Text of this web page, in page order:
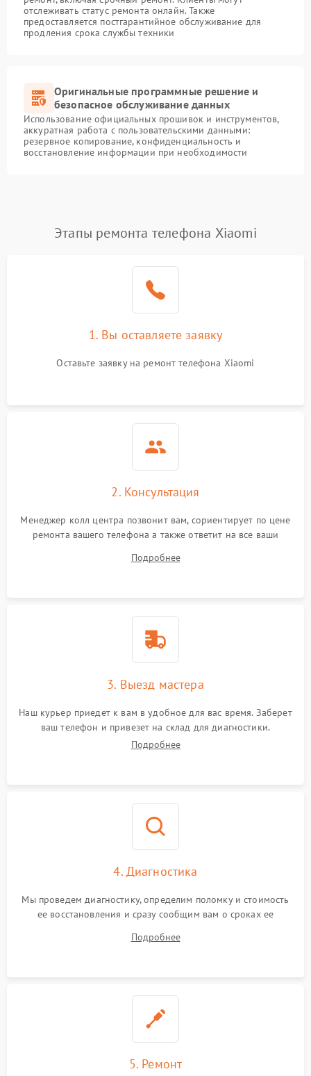
отслеживать статус ремонта онлайн. Также
предоставляется постгарантийное обслуживание для
продления срока службы техники
Оригинальные программные решение и
безопасное обслуживание данных
Использование официальных прошивок и инструментов,
аккуратная работа с пользовательскими данными:
резервное копирование, конфиденциальность и
восстановление информации при необходимости
Этапы ремонта телефона Xiaomi
1. Вы оставляете заявку
Оставьте заявку на ремонт телефона Xiaomi
2. Консультация
Менеджер колл центра позвонит вам, сориентирует по цене
ремонта вашего телефона а также ответит на все ваши
Подробнее
3. Выезд мастера
Наш курьер приедет к вам в удобное для вас время. Заберет
ваш телефон и привезет на склад для диагностики.
Подробнее
4. Диагностика
Мы проведем диагностику, определим поломку и стоимость
ее восстановления и сразу сообщим вам о сроках ее
Подробнее
5. Ремонт